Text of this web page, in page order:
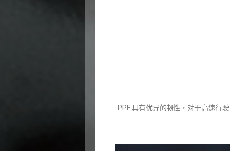
PPF 具有优异的韧性，对于高速行